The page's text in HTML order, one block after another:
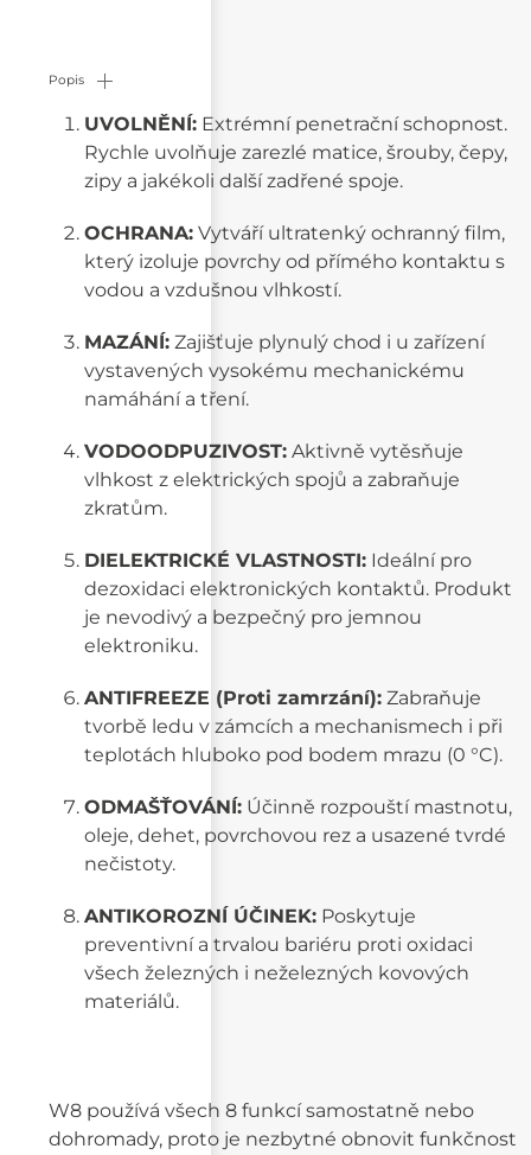
Popis
UVOLNĚNÍ: Extrémní penetrační schopnost.
Rychle uvolňuje zarezlé matice, šrouby, čepy,
zipy a jakékoli další zadřené spoje.
OCHRANA: Vytváří ultratenký ochranný film,
který izoluje povrchy od přímého kontaktu s
vodou a vzdušnou vlhkostí.
MAZÁNÍ: Zajišťuje plynulý chod i u zařízení
vystavených vysokému mechanickému
namáhání a tření.
VODOODPUZIVOST: Aktivně vytěsňuje
vlhkost z elektrických spojů a zabraňuje
zkratům.
DIELEKTRICKÉ VLASTNOSTI: Ideální pro
dezoxidaci elektronických kontaktů. Produkt
je nevodivý a bezpečný pro jemnou
elektroniku.
ANTIFREEZE (Proti zamrzání): Zabraňuje
tvorbě ledu v zámcích a mechanismech i při
teplotách hluboko pod bodem mrazu (0 °C).
ODMAŠŤOVÁNÍ: Účinně rozpouští mastnotu,
oleje, dehet, povrchovou rez a usazené tvrdé
nečistoty.
ANTIKOROZNÍ ÚČINEK: Poskytuje
preventivní a trvalou bariéru proti oxidaci
všech železných i neželezných kovových
materiálů.
W8 používá všech 8 funkcí samostatně nebo
dohromady, proto je nezbytné obnovit funkčnost